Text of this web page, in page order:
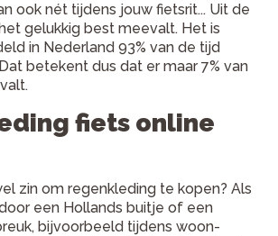
ook nét tijdens jouw fietsrit... Uit de
gelukkig best meevalt. Het is
in Nederland 93% van de tijd
betekent dus dat er maar 7% van
fiets online
zin om regenkleding te kopen? Als
een Hollands buitje of een
bijvoorbeeld tijdens woon-